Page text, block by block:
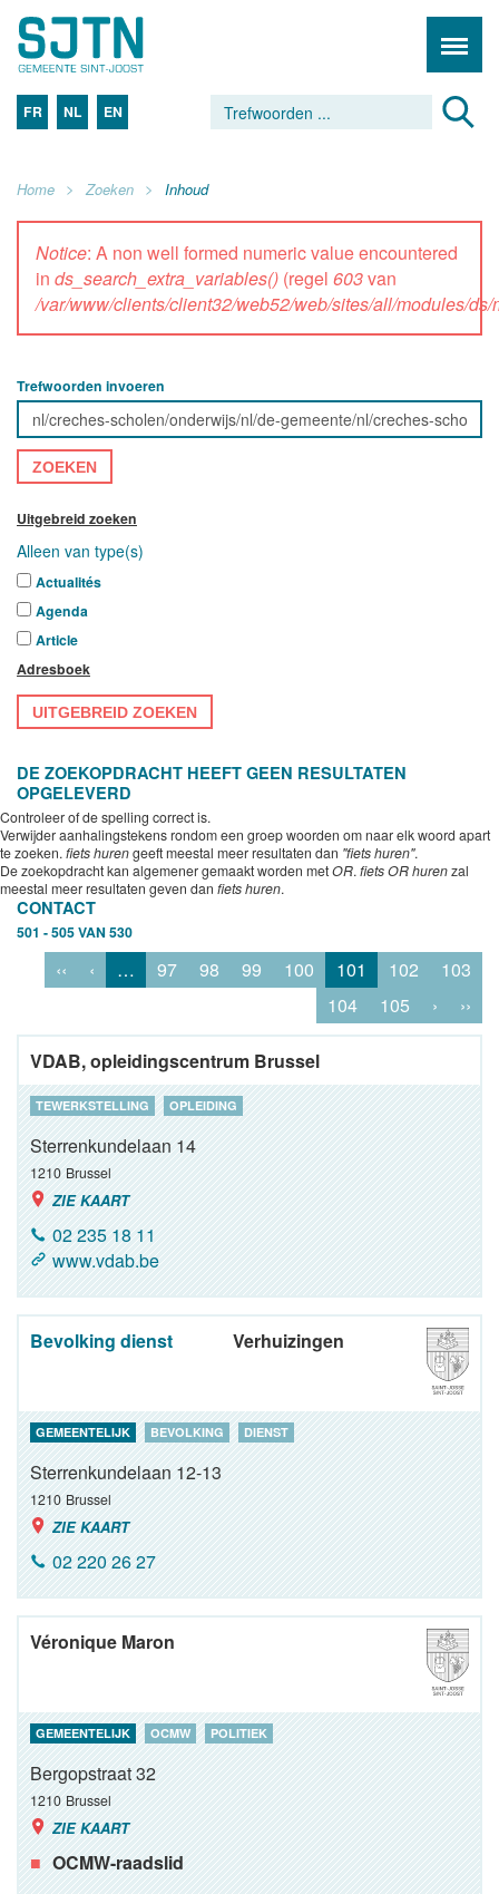
FR NL EN
Home Zoeken Inhoud
Notice: A non well formed numeric value encountered
in ds_search_extra_variables() (regel 603van
/var/www/clients/client32/web52/web/sites/all/modules/
Trefwoorden invoeren
ZOEKEN
Uitgebreid zoeken
Alleen van type(s)
Actualités
Agenda
Article
Adresboek
UITGEBREID ZOEKEN
DE ZOEKOPDRACHT HEEFT GEEN RESULTATEN
OPGELEVERD
Controleer of de spelling correct is.
Verwijder aanhalingstekens rondom een groep woorden om naar elk woord apart
te zoeken. fiets hurengeeft meestal meer resultaten dan "fiets huren".
De zoekopdracht kan algemener gemaakt worden metOR. fiets OR hurenzal
meestal meer resultaten geven dan fiets huren.
CONTACT
501 - 505 VAN 530
‹‹ ‹ … 97 98 99 100 101 102
103
104
105 › ››
VDAB, opleidingscentrum Brussel
TEWERKSTELLING OPLEIDING
Sterrenkundelaan 14
1210 Brussel
ZIE KAART
02 235 18 11
www.vdab.be
Bevolking dienst Verhuizingen
GEMEENTELIJK BEVOLKING DIENST
Sterrenkundelaan 12-13
1210 Brussel
ZIE KAART
02 220 26 27
Véronique Maron
GEMEENTELIJK OCMW POLITIEK
Bergopstraat 32
1210 Brussel
ZIE KAART
OCMW-raadslid